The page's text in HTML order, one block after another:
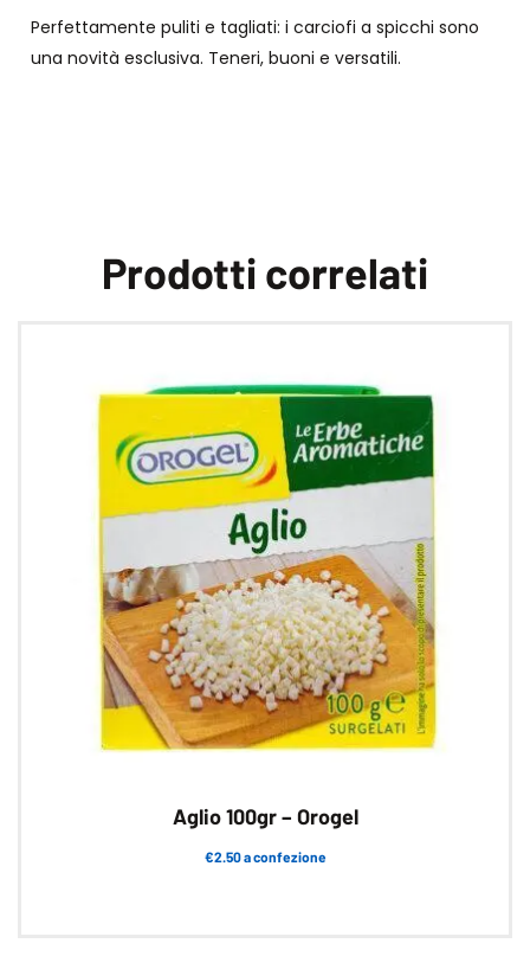
Perfettamente puliti e tagliati: i carciofi a spicchi sono
una novità esclusiva. Teneri, buoni e versatili.
Prodotti correlati
Aglio 100gr – Orogel
€2.50 a confezione